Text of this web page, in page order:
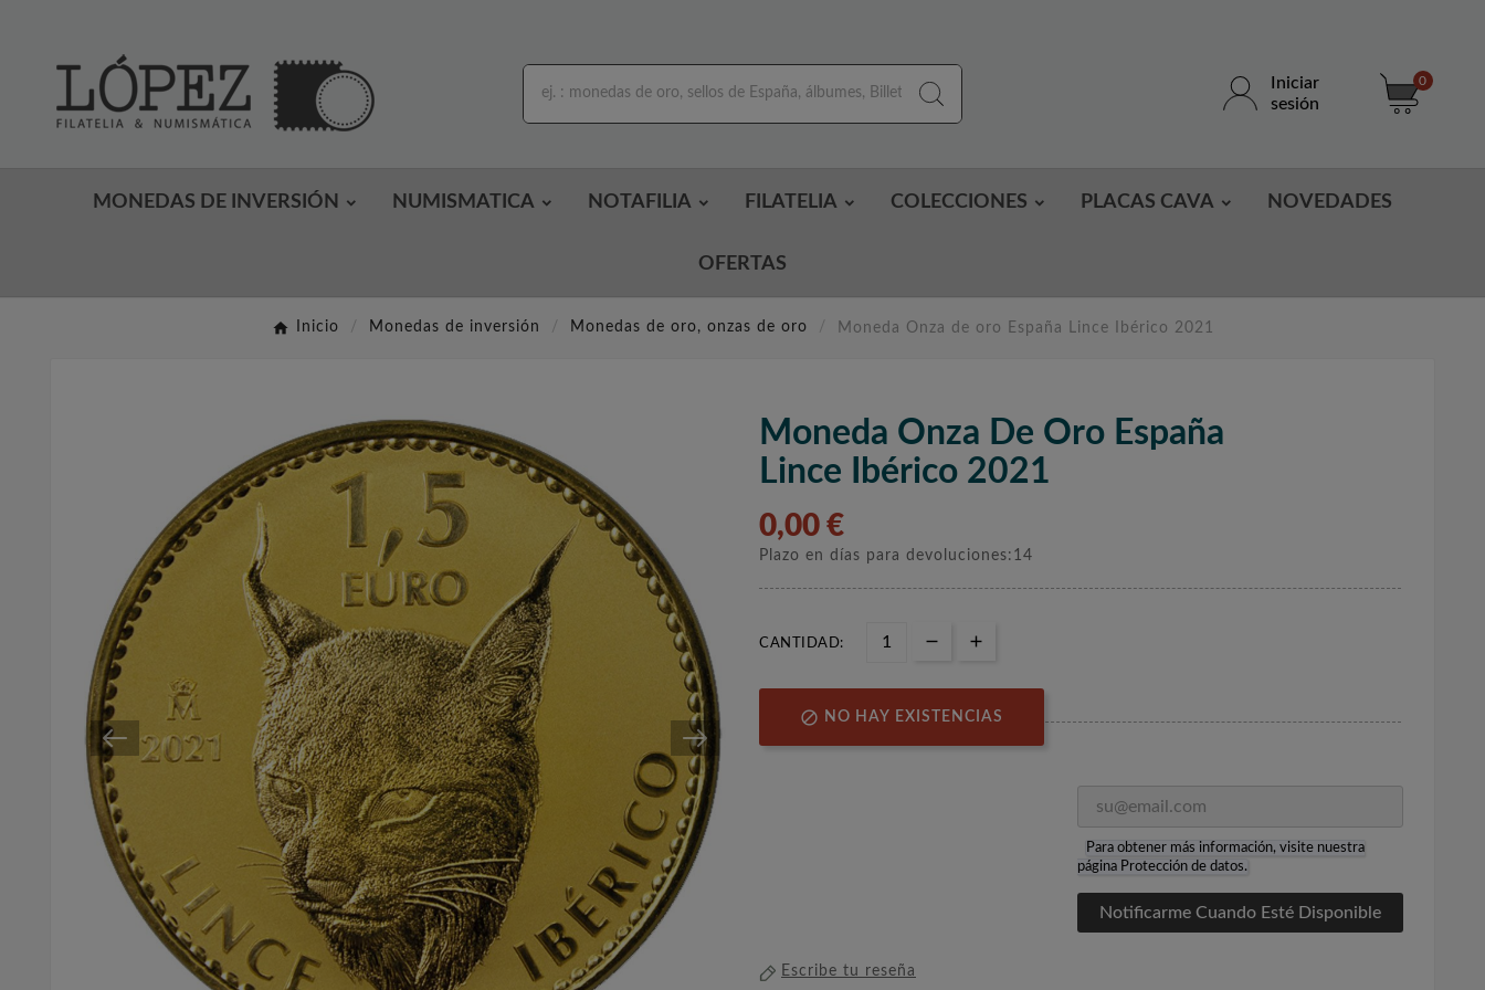
Iniciar
sesión
0
MONEDAS DE INVERSIÓN NUMISMATICA NOTAFILIA FILATELIA COLECCIONES PLACAS CAVA NOVEDADES
OFERTAS
Inicio Monedas de inversión Monedas de oro, onzas de oro Moneda Onza de oro España Lince Ibérico 2021
Moneda Onza De Oro España
Lince Ibérico 2021
0,00 €
Plazo en días para devoluciones:14
CANTIDAD:
 NO HAY EXISTENCIAS
Para obtener más información, visite nuestra
página Protección de datos.
Notificarme Cuando Esté Disponible
Escribe tu reseña